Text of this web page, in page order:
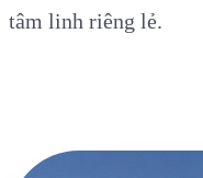
tâm linh riêng lẻ.